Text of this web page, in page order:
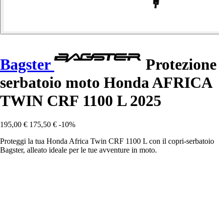
Bagster
Protezione
serbatoio moto Honda AFRICA
TWIN CRF 1100 L 2025
195,00 € 175,50 € -10%
Proteggi la tua Honda Africa Twin CRF 1100 L con il copri-serbatoio
Bagster, alleato ideale per le tue avventure in moto.